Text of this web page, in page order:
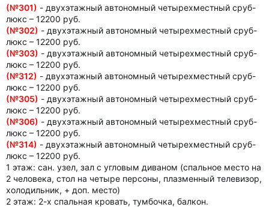
(№301) - двухэтажный автономный четырехместный сруб-
люкс – 12200 руб.
(№302) - двухэтажный автономный четырехместный сруб-
люкс – 12200 руб.
(№303) - двухэтажный автономный четырехместный сруб-
люкс – 12200 руб.
(№312) - двухэтажный автономный четырехместный сруб-
люкс – 12200 руб.
(№305) - двухэтажный автономный четырехместный сруб-
люкс – 12200 руб.
(№306) - двухэтажный автономный четырехместный сруб-
люкс – 12200 руб.
(№314) - двухэтажный автономный четырехместный сруб-
люкс – 12200 руб.
1 этаж: сан. узел, зал с угловым диваном (спальное место на
2 человека, стол на четыре персоны, плазменный телевизор,
холодильник, + доп. место)
2 этаж: 2-х спальная кровать, тумбочка, балкон.